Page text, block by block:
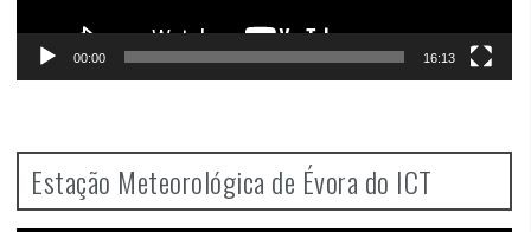
00:00 16:13
Estação Meteorológica de Évora do ICT